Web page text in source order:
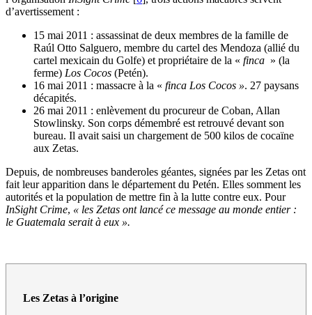
d’avertissement :
15 mai 2011 : assassinat de deux membres de la famille de
Raúl Otto Salguero, membre du cartel des Mendoza (allié du
cartel mexicain du Golfe) et propriétaire de la « finca » (la
ferme) Los Cocos (Petén).
16 mai 2011 : massacre à la « finca Los Cocos ». 27 paysans
décapités.
26 mai 2011 : enlèvement du procureur de Coban, Allan
Stowlinsky. Son corps démembré est retrouvé devant son
bureau. Il avait saisi un chargement de 500 kilos de cocaïne
aux Zetas.
Depuis, de nombreuses banderoles géantes, signées par les Zetas ont
fait leur apparition dans le département du Petén. Elles somment les
autorités et la population de mettre fin à la lutte contre eux. Pour
InSight Crime, « les Zetas ont lancé ce message au monde entier :
le Guatemala serait à eux ».
Les Zetas à l’origine